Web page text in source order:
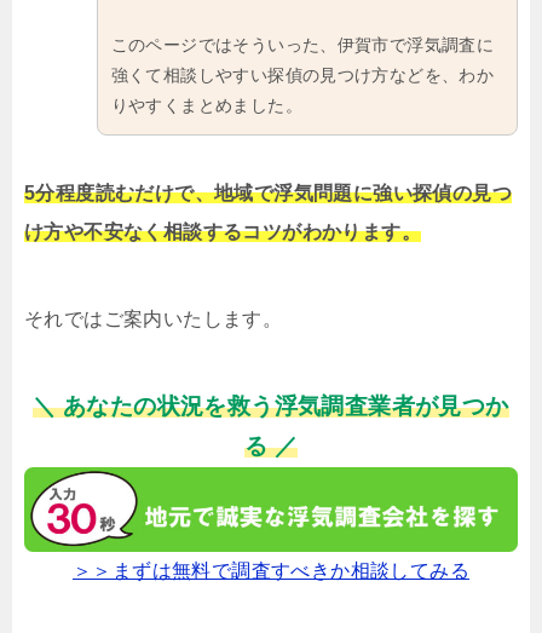
このページではそういった、伊賀市で浮気調査に
強くて相談しやすい探偵の見つけ方などを、わか
りやすくまとめました。
5分程度読むだけで、地域で浮気問題に強い探偵の見つ
け方や不安なく相談するコツがわかります。
それではご案内いたします。
＼ あなたの状況を救う浮気調査業者が見つか
る ／
＞＞まずは無料で調査すべきか相談してみる